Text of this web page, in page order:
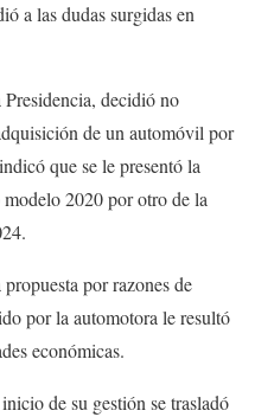
a las dudas surgidas en
decidió no
de un automóvil por
que se le presentó la
2020 por otro de la
por razones de
por la automotora le resultó
económicas.
de su gestión se trasladó